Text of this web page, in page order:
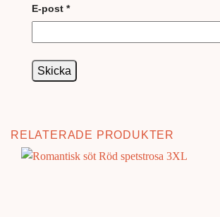
E-post *
RELATERADE PRODUKTER